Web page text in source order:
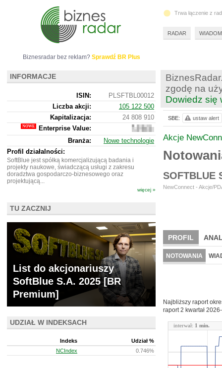
zgodę na
Dowiedz się
Akcje
SOFTBLUE
NewConnect - Akcje/
PROFIL
BR LAB
NOTOWANIA
Najbliższy raport
raport 2 kwartał
interwał: 1 min.
SBE: ustaw alert
Biznesradar bez reklam? Sprawdź BR Plus
INFORMACJE
ISIN:
PLSFTBL00012
Liczba akcji:
105 122 500
Kapitalizacja:
24 808 910
Enterprise Value:
20
020
910
Branża:
Nowe technologie
Profil działalności:
SoftBlue jest spółką komercjalizującą badania i
projekty naukowe, świadczącą usługi z zakresu
doradztwa gospodarczo-biznesowego oraz
projektującą...
więcej »
TU ZACZNIJ
List do akcjonariuszy
SoftBlue S.A. 2025 [BR
Premium]
UDZIAŁ W INDEKSACH
Indeks
Udział %
NCIndex
0.746%
Trwa łączenie z
RADAR